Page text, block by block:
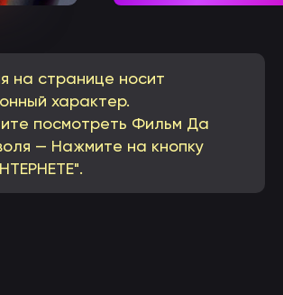
на странице носит
характер.
посмотреть Фильм Да
— Нажмите на кнопку